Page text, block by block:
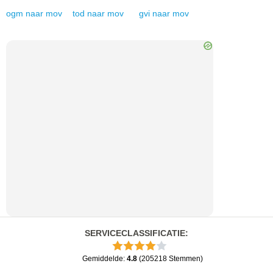
ogm naar mov tod naar mov gvi naar mov
SERVICECLASSIFICATIE:
Gemiddelde: 4.8 (205218 Stemmen)